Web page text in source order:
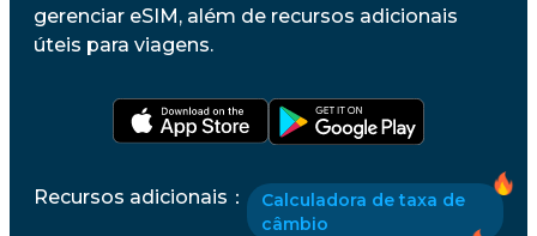
gerenciar eSIM, além de recursos adicionais
úteis para viagens.
Recursos adicionais ：
Calculadora de taxa de
câmbio